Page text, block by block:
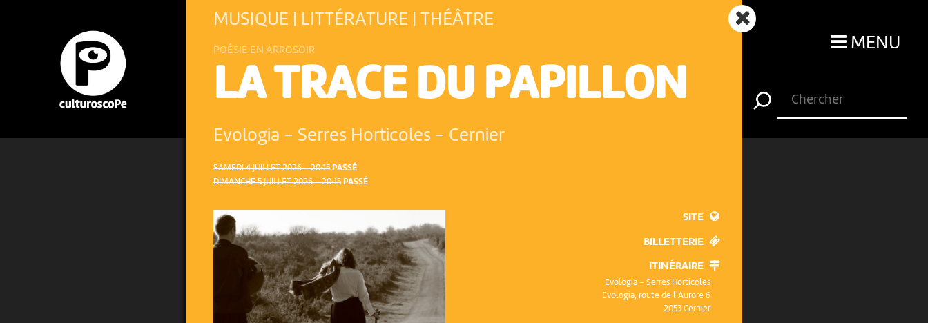
MENU
SAMEDI 4 JUILLET 2026 – 20:15 PASSÉ
DIMANCHE 5 JUILLET 2026 – 20:15 PASSÉ
MUSIQUE | LITTÉRATURE | THÉÂTRE
POÉSIE EN ARROSOIR
LA TRACE DU PAPILLON
Evologia - Serres Horticoles - Cernier
SITE
BILLETTERIE
ITINÉRAIRE
Evologia - Serres Horticoles
Evologia, route de l'Aurore 6
2053 Cernier